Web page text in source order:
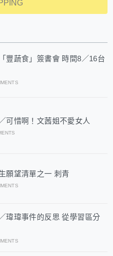
豐蔬食」簽書會 時間8／16台
可惜啊！文茜姐不愛女人
願望清單之一 刺青
瑋瑋事件的反思 從學習區分